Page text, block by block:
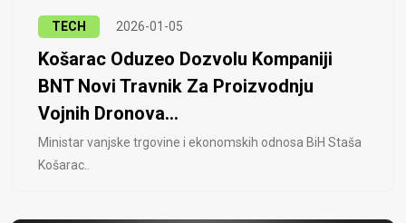
TECH 2026-01-05
Košarac Oduzeo Dozvolu Kompaniji
BNT Novi Travnik Za Proizvodnju
Vojnih Dronova...
Ministar vanjske trgovine i ekonomskih odnosa BiH Staša
Košarac..